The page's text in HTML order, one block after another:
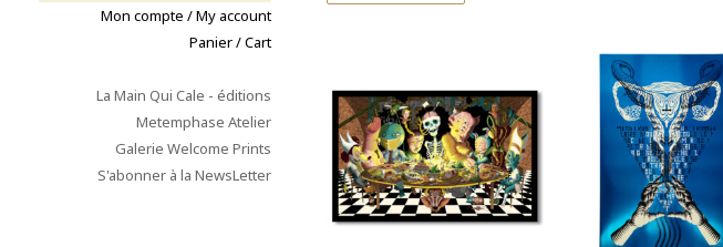
Mon compte / My account
Panier / Cart
La Main Qui Cale - éditions
Metemphase Atelier
Galerie Welcome Prints
S'abonner à la NewsLetter